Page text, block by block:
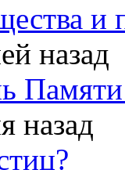
и
назад
назад